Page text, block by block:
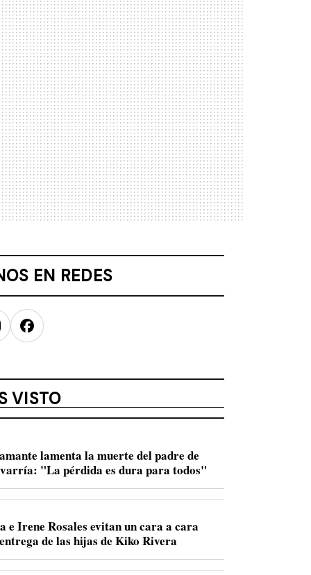
EN REDES
Facebook
VISTO
lamenta la muerte del padre de
"La pérdida es dura para todos"
e Irene Rosales evitan un cara a cara
de las hijas de Kiko Rivera